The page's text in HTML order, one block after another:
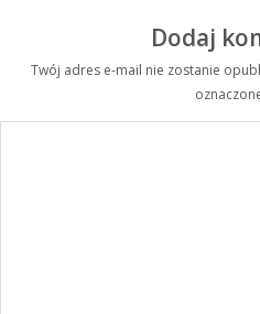
Dodaj
Twój adres e-mail nie zostanie